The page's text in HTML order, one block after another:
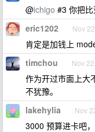
@ichigo #3 你把
eric1202 Nov
肯定是加钱上
timchou Nov
作为开过市面上大
不犹豫。
lakehylia Nov
3000 预算进卡吧